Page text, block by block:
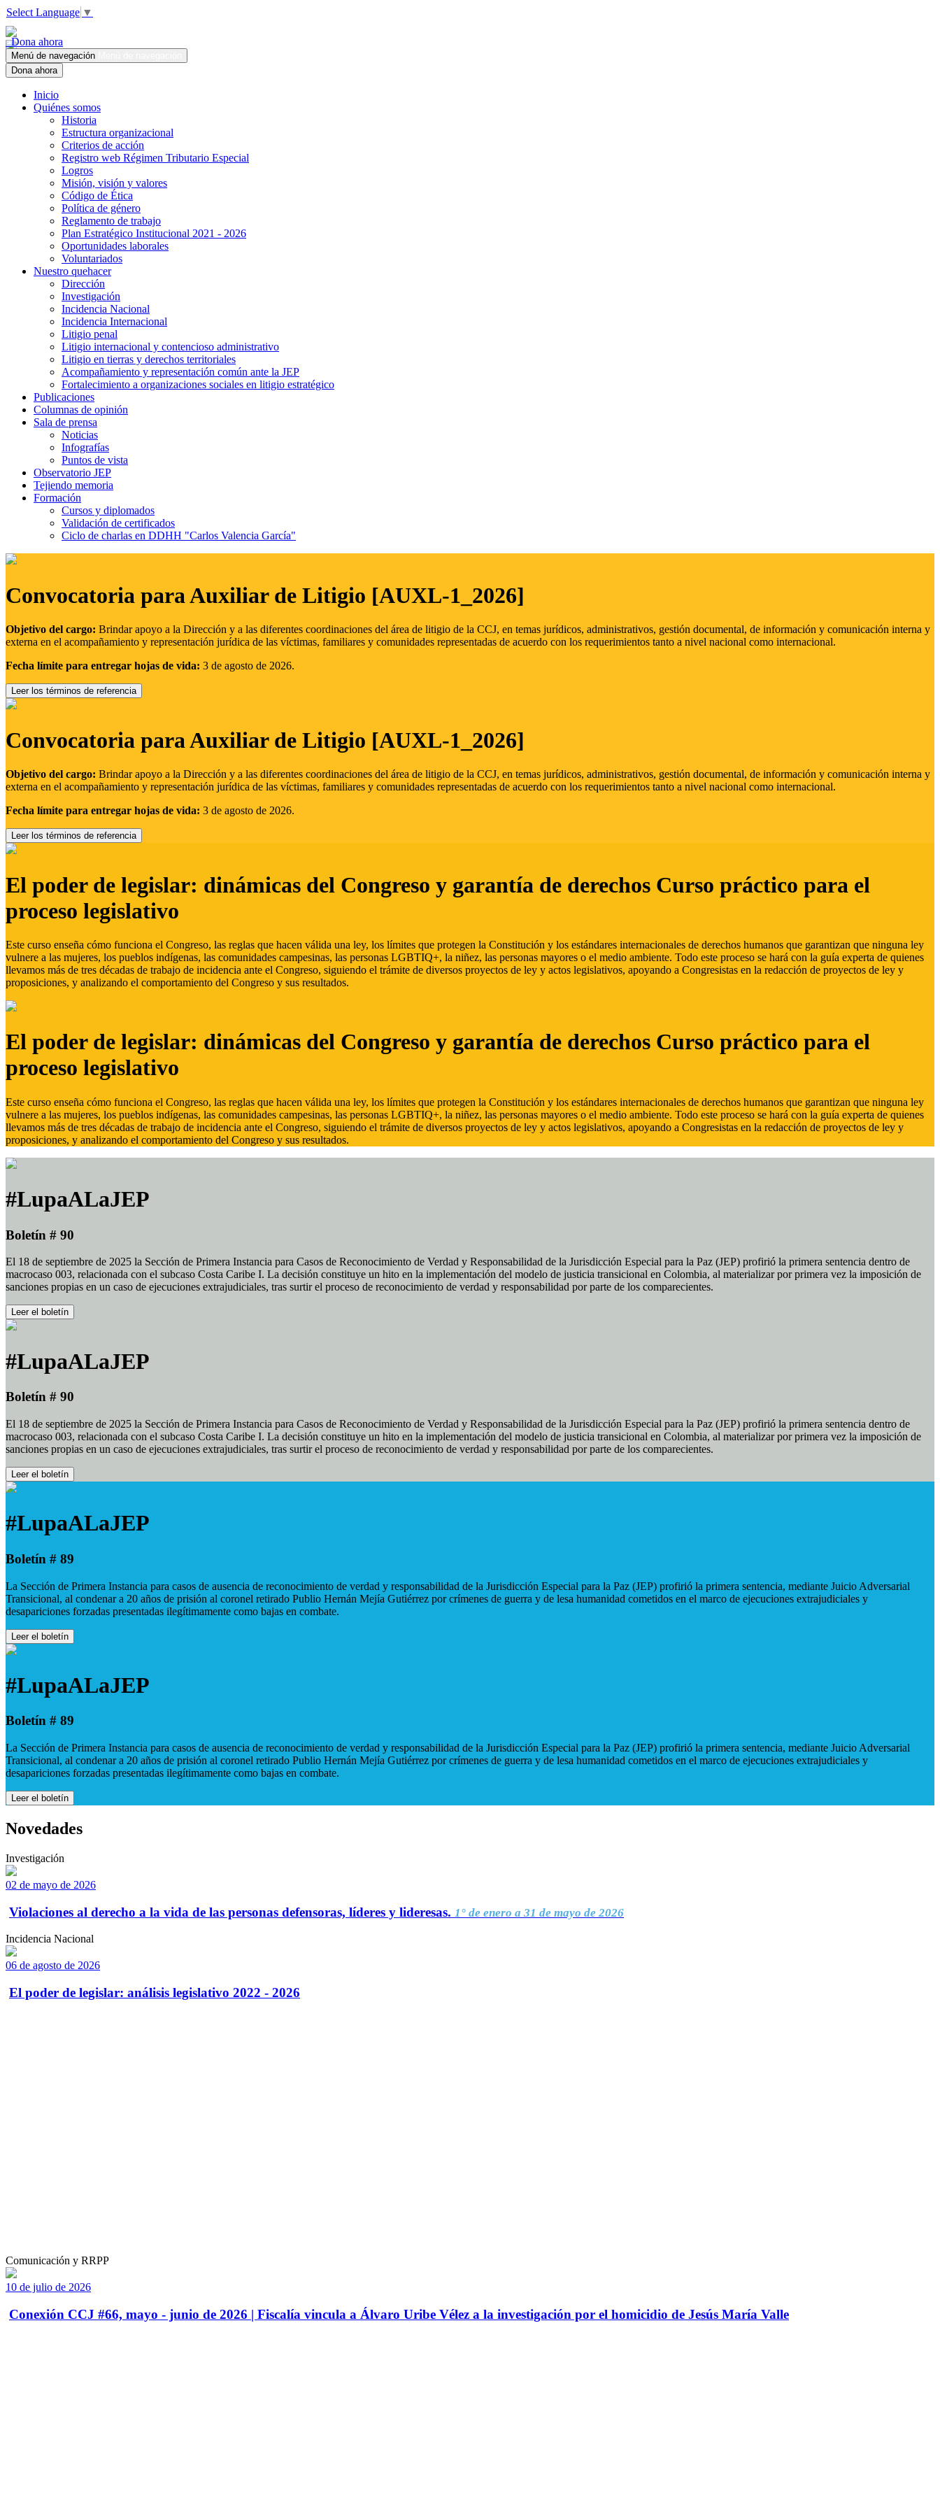
Select Language ▼
Dona ahora
Menú de navegación
Dona ahora
Inicio
Quiénes somos
Historia
Estructura organizacional
Criterios de acción
Registro web Régimen Tributario Especial
Logros
Misión, visión y valores
Código de Ética
Política de género
Reglamento de trabajo
Plan Estratégico Institucional 2021 - 2026
Oportunidades laborales
Voluntariados
Nuestro quehacer
Dirección
Investigación
Incidencia Nacional
Incidencia Internacional
Litigio penal
Litigio internacional y contencioso administrativo
Litigio en tierras y derechos territoriales
Acompañamiento y representación común ante la JEP
Fortalecimiento a organizaciones sociales en litigio estratégico
Publicaciones
Columnas de opinión
Sala de prensa
Noticias
Infografías
Puntos de vista
Observatorio JEP
Tejiendo memoria
Formación
Cursos y diplomados
Validación de certificados
Ciclo de charlas en DDHH "Carlos Valencia García"
Convocatoria para Auxiliar de Litigio [AUXL-1_2026]
Objetivo del cargo: Brindar apoyo a la Dirección y a las diferentes coordinaciones del área de litigio de la CCJ, en temas jurídicos, administrativos, gestión documental, de información y comunicación interna y
externa en el acompañamiento y representación jurídica de las víctimas, familiares y comunidades representadas de acuerdo con los requerimientos tanto a nivel nacional como internacional.
Fecha límite para entregar hojas de vida: 3 de agosto de 2026.
Leer los términos de referencia
Convocatoria para Auxiliar de Litigio [AUXL-1_2026]
Objetivo del cargo: Brindar apoyo a la Dirección y a las diferentes coordinaciones del área de litigio de la CCJ, en temas jurídicos, administrativos, gestión documental, de información y comunicación interna y
externa en el acompañamiento y representación jurídica de las víctimas, familiares y comunidades representadas de acuerdo con los requerimientos tanto a nivel nacional como internacional.
Fecha límite para entregar hojas de vida: 3 de agosto de 2026.
Leer los términos de referencia
El poder de legislar: dinámicas del Congreso y garantía de derechos Curso práctico para el
proceso legislativo
Este curso enseña cómo funciona el Congreso, las reglas que hacen válida una ley, los límites que protegen la Constitución y los estándares internacionales de derechos humanos que garantizan que ninguna ley
vulnere a las mujeres, los pueblos indígenas, las comunidades campesinas, las personas LGBTIQ+, la niñez, las personas mayores o el medio ambiente. Todo este proceso se hará con la guía experta de quienes
llevamos más de tres décadas de trabajo de incidencia ante el Congreso, siguiendo el trámite de diversos proyectos de ley y actos legislativos, apoyando a Congresistas en la redacción de proyectos de ley y
proposiciones, y analizando el comportamiento del Congreso y sus resultados.
El poder de legislar: dinámicas del Congreso y garantía de derechos Curso práctico para el
proceso legislativo
Este curso enseña cómo funciona el Congreso, las reglas que hacen válida una ley, los límites que protegen la Constitución y los estándares internacionales de derechos humanos que garantizan que ninguna ley
vulnere a las mujeres, los pueblos indígenas, las comunidades campesinas, las personas LGBTIQ+, la niñez, las personas mayores o el medio ambiente. Todo este proceso se hará con la guía experta de quienes
llevamos más de tres décadas de trabajo de incidencia ante el Congreso, siguiendo el trámite de diversos proyectos de ley y actos legislativos, apoyando a Congresistas en la redacción de proyectos de ley y
proposiciones, y analizando el comportamiento del Congreso y sus resultados.
#LupaALaJEP
Boletín # 90
El 18 de septiembre de 2025 la Sección de Primera Instancia para Casos de Reconocimiento de Verdad y Responsabilidad de la Jurisdicción Especial para la Paz (JEP) profirió la primera sentencia dentro de
macrocaso 003, relacionada con el subcaso Costa Caribe I. La decisión constituye un hito en la implementación del modelo de justicia transicional en Colombia, al materializar por primera vez la imposición de
sanciones propias en un caso de ejecuciones extrajudiciales, tras surtir el proceso de reconocimiento de verdad y responsabilidad por parte de los comparecientes.
Leer el boletín
#LupaALaJEP
Boletín # 90
El 18 de septiembre de 2025 la Sección de Primera Instancia para Casos de Reconocimiento de Verdad y Responsabilidad de la Jurisdicción Especial para la Paz (JEP) profirió la primera sentencia dentro de
macrocaso 003, relacionada con el subcaso Costa Caribe I. La decisión constituye un hito en la implementación del modelo de justicia transicional en Colombia, al materializar por primera vez la imposición de
sanciones propias en un caso de ejecuciones extrajudiciales, tras surtir el proceso de reconocimiento de verdad y responsabilidad por parte de los comparecientes.
Leer el boletín
#LupaALaJEP
Boletín # 89
La Sección de Primera Instancia para casos de ausencia de reconocimiento de verdad y responsabilidad de la Jurisdicción Especial para la Paz (JEP) profirió la primera sentencia, mediante Juicio Adversarial
Transicional, al condenar a 20 años de prisión al coronel retirado Publio Hernán Mejía Gutiérrez por crímenes de guerra y de lesa humanidad cometidos en el marco de ejecuciones extrajudiciales y
desapariciones forzadas presentadas ilegítimamente como bajas en combate.
Leer el boletín
#LupaALaJEP
Boletín # 89
La Sección de Primera Instancia para casos de ausencia de reconocimiento de verdad y responsabilidad de la Jurisdicción Especial para la Paz (JEP) profirió la primera sentencia, mediante Juicio Adversarial
Transicional, al condenar a 20 años de prisión al coronel retirado Publio Hernán Mejía Gutiérrez por crímenes de guerra y de lesa humanidad cometidos en el marco de ejecuciones extrajudiciales y
desapariciones forzadas presentadas ilegítimamente como bajas en combate.
Leer el boletín
Novedades
Investigación
02 de mayo de 2026
Violaciones al derecho a la vida de las personas defensoras, líderes y lideresas. 1° de enero a 31 de mayo de 2026
Incidencia Nacional
06 de agosto de 2026
El poder de legislar: análisis legislativo 2022 - 2026
Comunicación y RRPP
10 de julio de 2026
Conexión CCJ #66, mayo - junio de 2026 | Fiscalía vincula a Álvaro Uribe Vélez a la investigación por el homicidio de Jesús María Valle